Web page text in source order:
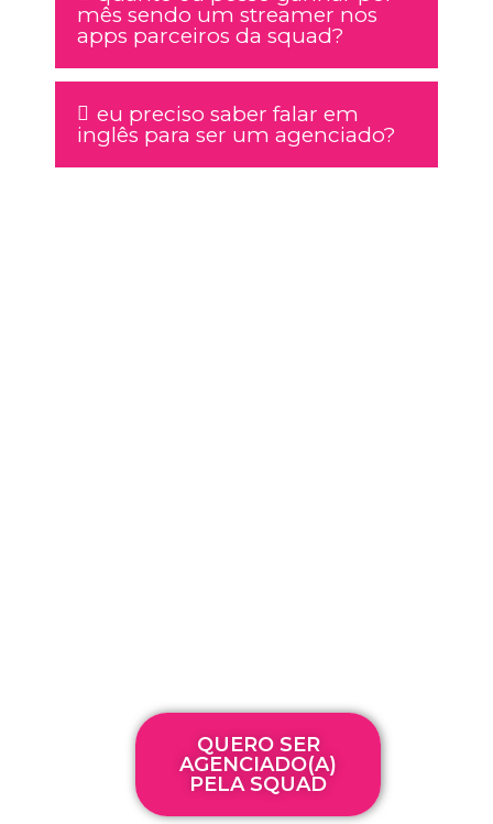
mês sendo um streamer nos
apps parceiros da squad?
eu preciso saber falar em
inglês para ser um agenciado?
QUERO SER
AGENCIADO(A)
PELA SQUAD